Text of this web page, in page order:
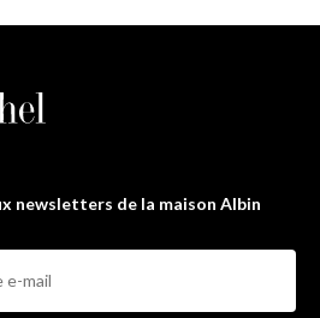
newsletters de la maison Albin